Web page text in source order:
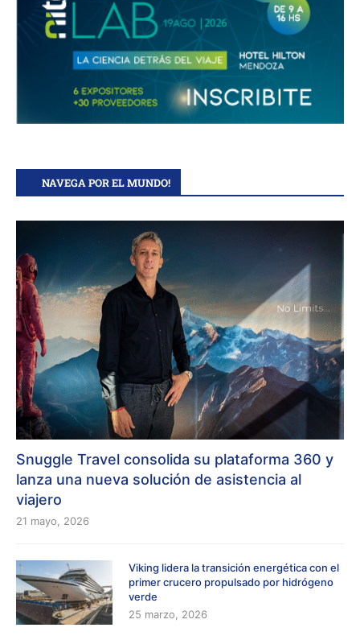
NAVEGA POR EL MUNDO!
Snuggle Travel consolida su plataforma 360 y
lanza una nueva solución de asistencia al
viajero
21 mayo, 2026
Viking lidera la transición energética con el
primer crucero propulsado por hidrógeno
verde
25 marzo, 2026